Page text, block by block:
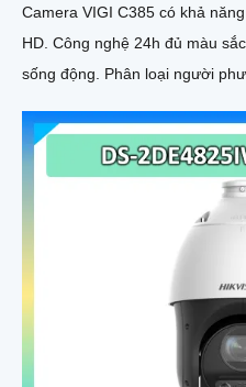
Camera VIGI C385 có khả
HD. Công nghệ 24h đủ màu sắc mang lại hình ảnh ban đêm
sống động. Phân loại